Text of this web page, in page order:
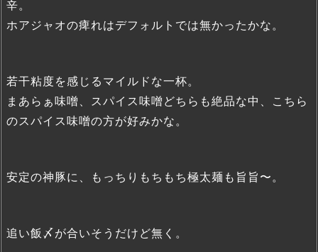
辛。
ホアジャオの痺れはデフォルトでは無かったかな。
若干粘度を感じるマイルドな一杯。
まあらぁ味噌、スパイス味噌どちらも絶品な中、こちら
のスパイス味噌の方が好みかな。
安定の神豚に、もっちりもちもち極太麺も旨旨〜。
追い飯〆が合いそうだけど無く。